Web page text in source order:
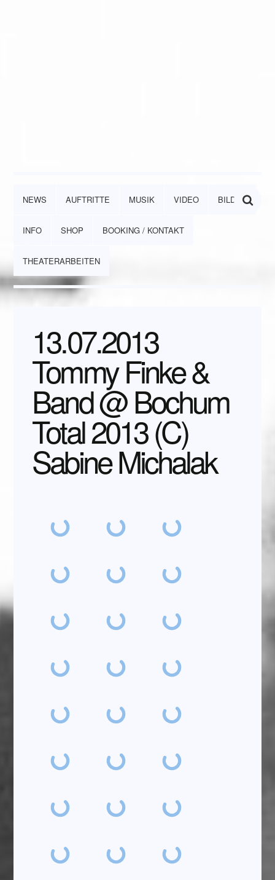
NEWS AUFTRITTE MUSIK VIDEO BILDER
INFO SHOP BOOKING / KONTAKT
THEATERARBEITEN
13.07.2013
Tommy Finke &
Band @ Bochum
Total 2013 (C)
Sabine Michalak